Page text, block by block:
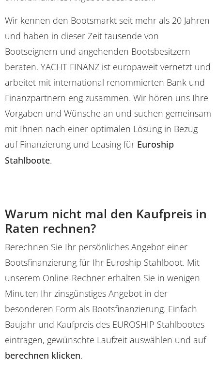
Wir kennen den Bootsmarkt seit mehr als 20 Jahren
und haben in dieser Zeit tausende von
Bootseignern und angehenden Bootsbesitzern
beraten. YACHT-FINANZ ist europaweit vernetzt und
arbeitet mit international renommierten Bank und
Finanzpartnern eng zusammen. Wir hören uns Ihre
Vorgaben und Wünsche an und suchen gemeinsam
mit Ihnen nach einer optimalen Lösung in Bezug
auf Finanzierung und Leasing für Euroship
Stahlboote.
Warum nicht mal den Kaufpreis in
Raten rechnen?
Berechnen Sie Ihr persönliches Angebot einer
Bootsfinanzierung für Ihr Euroship Stahlboot. Mit
unserem Online-Rechner erhalten Sie in wenigen
Minuten Ihr zinsgünstiges Angebot in der
besonderen Form als Bootsfinanzierung. Einfach
Baujahr und Kaufpreis des EUROSHIP Stahlbootes
eintragen, gewünschte Laufzeit auswählen und auf
berechnen klicken.